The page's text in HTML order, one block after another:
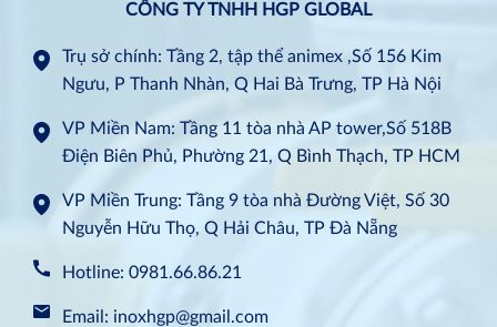
CÔNG TY TNHH HGP GLOBAL
Trụ sở chính: Tầng 2, tập thể animex ,Số 156 Kim
Ngưu, P Thanh Nhàn, Q Hai Bà Trưng, TP Hà Nội
VP Miền Nam: Tầng 11 tòa nhà AP tower,Số 518B
Điện Biên Phủ, Phường 21, Q Bình Thạch, TP HCM
VP Miền Trung: Tầng 9 tòa nhà Đường Việt, Số 30
Nguyễn Hữu Thọ, Q Hải Châu, TP Đà Nẵng
Hotline: 0981.66.86.21
Email: inoxhgp@gmail.com